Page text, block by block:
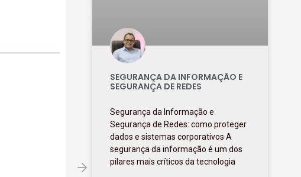
SEGURANÇA DA INFORMAÇÃO E
SEGURANÇA DE REDES
Segurança da Informação e
Segurança de Redes: como proteger
dados e sistemas corporativos A
segurança da informação é um dos
pilares mais críticos da tecnologia